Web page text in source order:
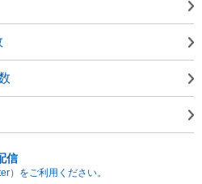
信
）をご利用ください。